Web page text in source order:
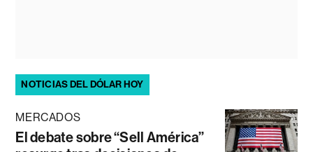
NOTICIAS DEL DÓLAR HOY
MERCADOS
El debate sobre “Sell América”